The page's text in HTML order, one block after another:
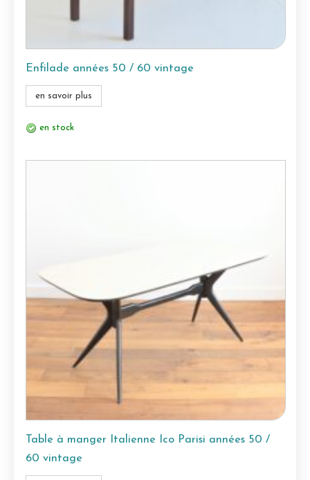
Enfilade années 50 / 60 vintage
en savoir plus
en stock
Table à manger Italienne Ico Parisi années 50 /
60 vintage